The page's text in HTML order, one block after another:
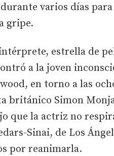
varios días
gripe.
estrella de
a la joven
en torno a las
británico Simon
que la actriz no
Sinai, de Los
por reanimarla.